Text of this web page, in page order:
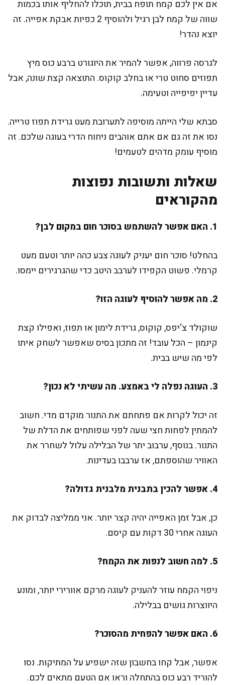
אם אין לכם קמח תופח בבית, תוכלו להחליף אותו בכמות
שווה של קמח לבן רגיל ולהוסיף 2 כפיות אבקת אפייה. זה
יוצא נהדר!
לגרסה פרווה, אפשר להמיר את היוגורט ברבע כוס מיץ
תפוזים סחוט טרי או בחלב קוקוס. התוצאה קצת שונה, אבל
עדיין יפיפייה וטעימה.
סבתא שלי הייתה מוסיפה לתערובת מעט גרידת תפוז טרייה.
נסו את זה גם אם אתם אוהבים ניחוח הדרי בעוגה שלכם. זה
מוסיף עומק מדהים לטעמים!
שאלות ותשובות נפוצות
מהקוראים
1. האם אפשר להשתמש בסוכר חום במקום לבן?
בהחלט! סוכר חום יעניק לעוגה צבע כהה יותר וטעם מעט
קרמלי. פשוט הקפידו לערבב היטב כדי שהגרגירים יימסו.
2. מה אפשר להוסיף לעוגה הזו?
שוקולד צ'יפס, קוקוס, גרידת לימון או תפוז, ואפילו קצת
קינמון – הכל עובד! זה מתכון בסיס שאפשר לשחק איתו
לפי מה שיש בבית.
3. העוגה נפלה לי באמצע. מה עשיתי לא נכון?
זה יכול לקרות אם פתחתם את התנור מוקדם מדי. חשוב
להמתין לפחות חצי שעה לפני שפותחים את הדלת של
התנור. בנוסף, ערבוב יתר של הבלילה עלול לשחרר את
האוויר שהוספתם, אז ערבבו בעדינות.
4. אפשר להכין בתבנית מלבנית גדולה?
כן, אבל זמן האפייה יהיה קצר יותר. אני ממליצה לבדוק את
העוגה אחרי 30 דקות עם קיסם.
5. למה חשוב לנפות את הקמח?
ניפוי הקמח עוזר להעניק לעוגה מרקם אוורירי יותר, ומונע
היווצרות גושים בבלילה.
6. האם אפשר להפחית מהסוכר?
אפשר, אבל קחו בחשבון שזה ישפיע על המתיקות. נסו
להוריד רבע כוס בהתחלה וראו אם הטעם מתאים לכם.